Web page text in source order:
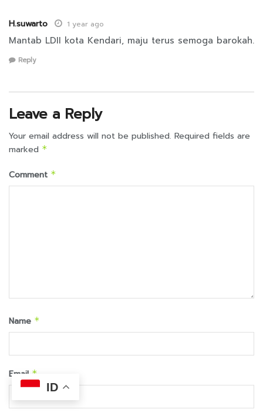
H.suwarto 1 year ago
Mantab LDII kota Kendari, maju terus semoga barokah.
Reply
Leave a Reply
Your email address will not be published. Required fields are
marked *
Comment *
Name *
Email *
ID